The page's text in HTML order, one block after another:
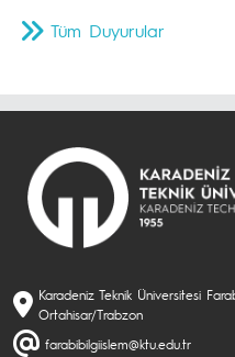
Tüm Duyurular
Karadeniz Teknik Üniversitesi
Ortahisar/Trabzon
farabibilgiislem@ktu.edu.tr